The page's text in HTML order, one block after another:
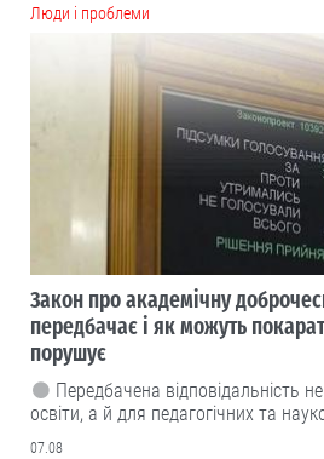
Люди і проблеми
Закон про академічну
передбачає і як можуть
порушує
Передбачена відповідальність
освіти, а й для педагогічних та
07.08